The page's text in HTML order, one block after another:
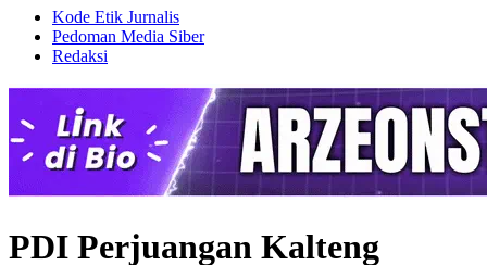
Kode Etik Jurnalis
Pedoman Media Siber
Redaksi
PDI Perjuangan Kalteng